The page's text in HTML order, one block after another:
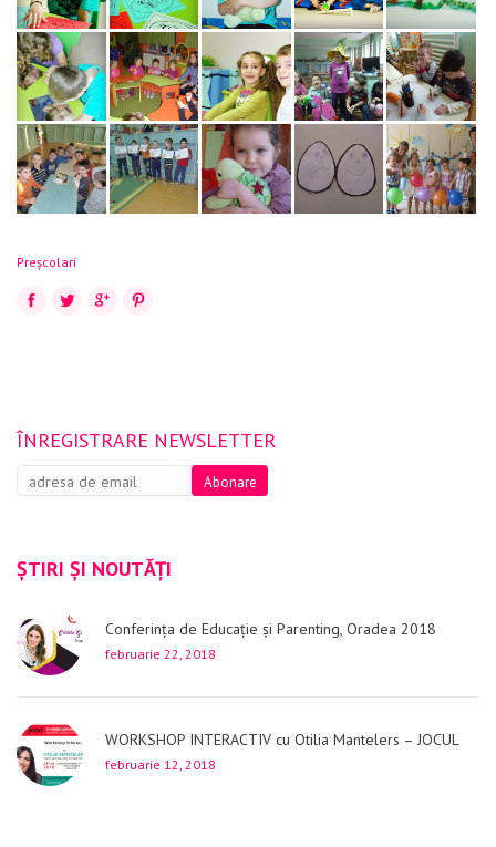
Preșcolari
FacebookTwitterGoogle+Pinterest
ÎNREGISTRARE NEWSLETTER
ȘTIRI ȘI NOUTĂȚI
Conferința de Educație și Parenting, Oradea 2018
februarie 22, 2018
WORKSHOP INTERACTIV cu Otilia Mantelers – JOCUL
februarie 12, 2018